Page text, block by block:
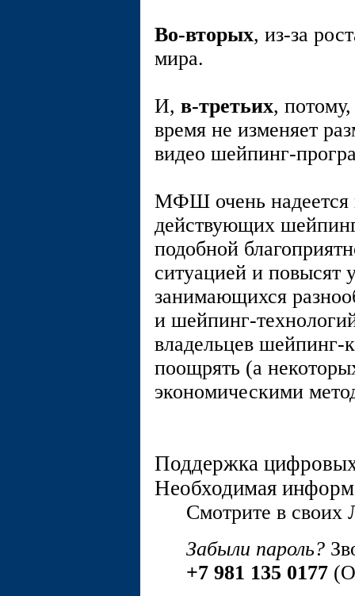
Во-вторых, из-за
мира.
И, в-третьих,
время не изменяет
видео шейпинг-
МФШ очень надеется
действующих
подобной
ситуацией и повысят
занимающихся
и шейпинг-
владельцев
поощрять (а
экономическими
Поддержка
Необходимая
Cмотрите в
Забыли пароль?
+7 981 135 0177